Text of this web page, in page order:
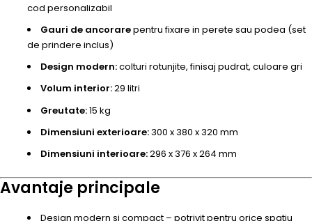
cod personalizabil
Gauri de ancorarepentru fixare in perete sau podea (set
de prindere inclus)
Design modern:colturi rotunjite, finisaj pudrat, culoare gri
Volum interior:29 litri
Greutate:15 kg
Dimensiuni exterioare:300 x 380 x 320 mm
Dimensiuni interioare:296 x 376 x 264 mm
Avantaje principale
Design modern si compact – potrivit pentru orice spatiu